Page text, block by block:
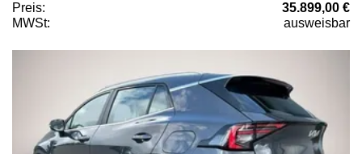
Preis:
35.899,00 €
MWSt:
ausweisbar